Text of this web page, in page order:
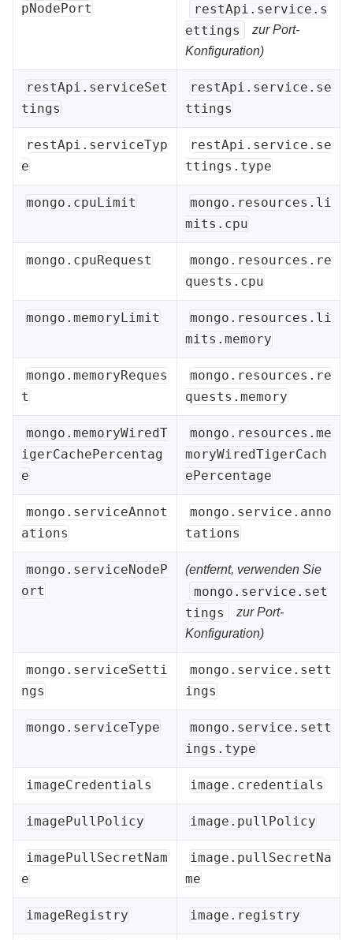
pNodePort
restApi.service.s
ettings
zur Port-
Konfiguration)
restApi.serviceSet
tings
restApi.service.se
ttings
restApi.serviceTyp
e
restApi.service.se
ttings.type
mongo.cpuLimit
mongo.resources.li
mits.cpu
mongo.cpuRequest
mongo.resources.re
quests.cpu
mongo.memoryLimit
mongo.resources.li
mits.memory
mongo.memoryReques
t
mongo.resources.re
quests.memory
mongo.memoryWiredT
igerCachePercentag
e
mongo.resources.me
moryWiredTigerCach
ePercentage
mongo.serviceAnnot
ations
mongo.service.anno
tations
mongo.serviceNodeP
ort
(entfernt, verwenden Sie
mongo.service.set
tings
zur Port-
Konfiguration)
mongo.serviceSetti
ngs
mongo.service.sett
ings
mongo.serviceType
mongo.service.sett
ings.type
imageCredentials image.credentials
imagePullPolicy image.pullPolicy
imagePullSecretNam
e
image.pullSecretNa
me
imageRegistry image.registry